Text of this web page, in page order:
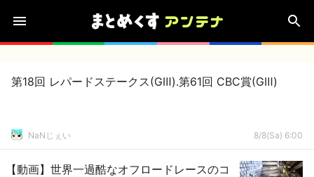
第18回 レパードステークス(GⅢ).第61回 CBC賞(GⅢ)
NaNじぇい 8/8(Sa) 6:00
【動画】世界一過酷なオフロードレースのコ